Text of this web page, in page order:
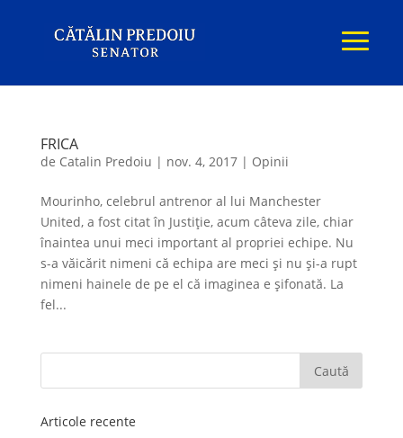
FRICA
de Catalin Predoiu | nov. 4, 2017| Opinii
Mourinho, celebrul antrenor al lui Manchester
United, a fost citat în Justiţie, acum câteva zile, chiar
înaintea unui meci important al propriei echipe. Nu
s-a văicărit nimeni că echipa are meci şi nu şi-a rupt
nimeni hainele de pe el că imaginea e şifonată. La
fel...
Articole recente